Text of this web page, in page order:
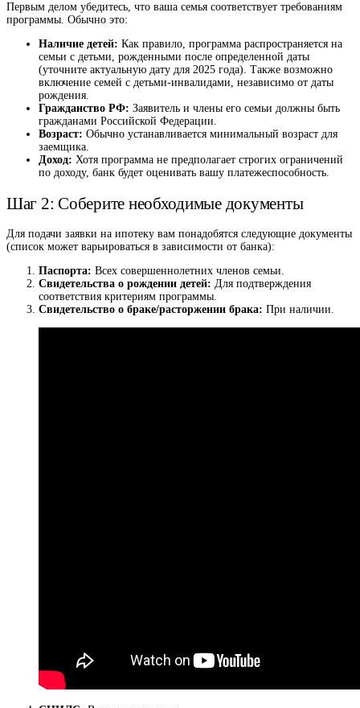
Первым делом убедитесь, что ваша семья соответствует требованиям
программы. Обычно это:
Наличие детей: Как правило, программа распространяется на
семьи с детьми, рожденными после определенной даты
(уточните актуальную дату для 2025 года). Также возможно
включение семей с детьми-инвалидами, независимо от даты
рождения.
Гражданство РФ: Заявитель и члены его семьи должны быть
гражданами Российской Федерации.
Возраст: Обычно устанавливается минимальный возраст для
заемщика.
Доход: Хотя программа не предполагает строгих ограничений
по доходу, банк будет оценивать вашу платежеспособность.
Шаг 2: Соберите необходимые документы
Для подачи заявки на ипотеку вам понадобятся следующие документы
(список может варьироваться в зависимости от банка):
Паспорта: Всех совершеннолетних членов семьи.
Свидетельства о рождении детей: Для подтверждения
соответствия критериям программы.
Свидетельство о браке/расторжении брака: При наличии.